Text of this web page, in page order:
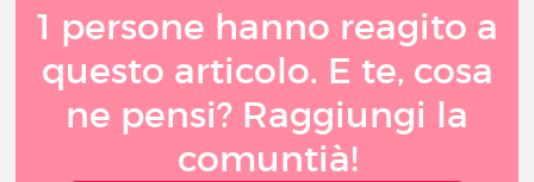
1 persone hanno reagito a
questo articolo. E te, cosa
ne pensi? Raggiungi la
comuntià!